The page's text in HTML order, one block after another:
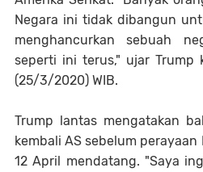
Negara ini tidak dibangun
menghancurkan sebuah
seperti ini terus," ujar Trump
(25/3/2020) WIB.
Trump lantas mengatakan
kembali AS sebelum
12 April mendatang. "Saya